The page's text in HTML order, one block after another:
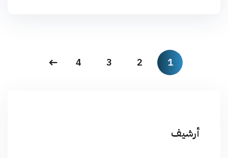
1
2
3
4
أرشيف